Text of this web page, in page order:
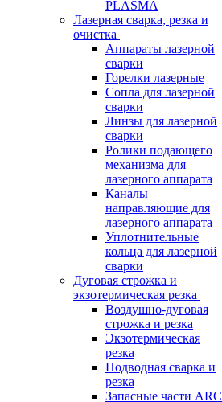
PLASMA
Лазерная сварка, резка и
очистка
Аппараты лазерной
сварки
Горелки лазерные
Сопла для лазерной
сварки
Линзы для лазерной
сварки
Ролики подающего
механизма для
лазерного аппарата
Каналы
направляющие для
лазерного аппарата
Уплотнительные
кольца для лазерной
сварки
Дуговая строжка и
экзотермическая резка
Воздушно-дуговая
строжка и резка
Экзотермическая
резка
Подводная сварка и
резка
Запасные части ARC